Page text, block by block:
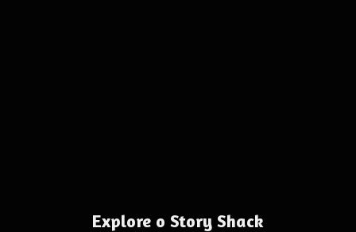
Explore o Story Shack